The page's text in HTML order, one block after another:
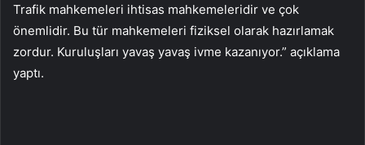
Trafik mahkemeleri ihtisas mahkemeleridir ve çok
önemlidir. Bu tür mahkemeleri fiziksel olarak hazırlamak
zordur. Kuruluşları yavaş yavaş ivme kazanıyor.” açıklama
yaptı.